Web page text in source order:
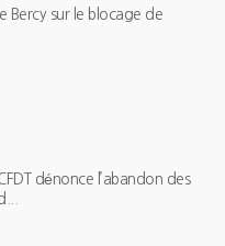
Bercy sur le blocage de
dénonce l’abandon des